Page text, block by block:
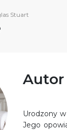
Stuart
Autor
Urodzony
Jego